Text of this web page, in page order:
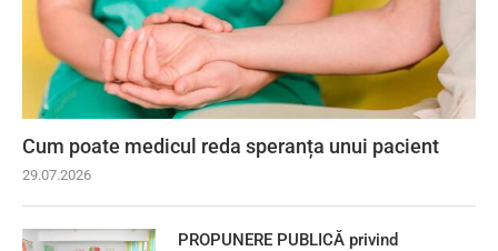
Cum poate medicul reda speranța unui pacient
29.07.2026
PROPUNERE PUBLICĂ privind